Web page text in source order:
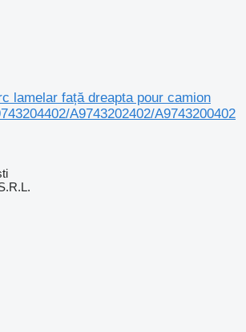
lamelar față dreapta pour camion
A9743202402/A9743200402